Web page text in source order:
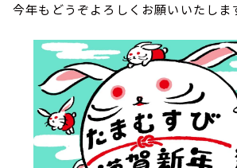
今年もどうぞよろしくお願いいたしま